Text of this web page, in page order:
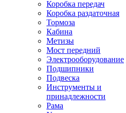
Коробка передач
Коробка раздаточная
Тормоза
Кабина
Метизы
Мост передний
Электрооборудование
Подшипники
Подвеска
Инструменты и
принадлежности
Рама